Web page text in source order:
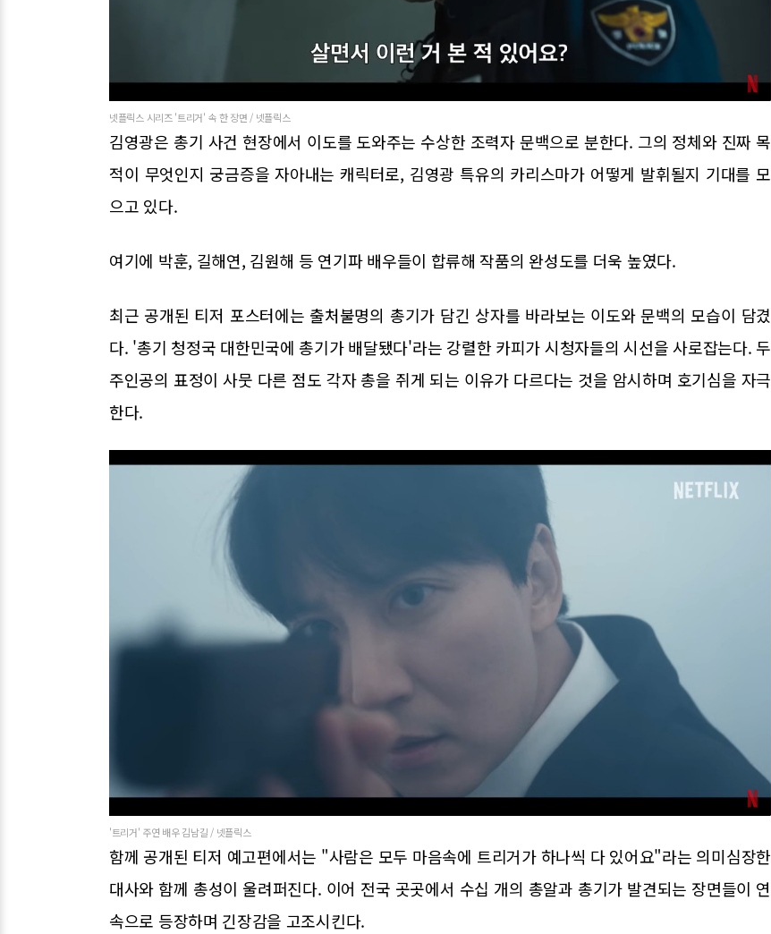
넷플릭스 시리즈 '트리거' 속 한 장면 / 넷플릭스
김영광은 총기 사건 현장에서 이도를 도와주는 수상한 조력자 문백으로 분한다. 그의 정체와 진짜 목
적이 무엇인지 궁금증을 자아내는 캐릭터로, 김영광 특유의 카리스마가 어떻게 발휘될지 기대를 모
으고 있다.
여기에 박훈, 길해연, 김원해 등 연기파 배우들이 합류해 작품의 완성도를 더욱 높였다.
최근 공개된 티저 포스터에는 출처불명의 총기가 담긴 상자를 바라보는 이도와 문백의 모습이 담겼
다. '총기 청정국 대한민국에 총기가 배달됐다'라는 강렬한 카피가 시청자들의 시선을 사로잡는다. 두
주인공의 표정이 사뭇 다른 점도 각자 총을 쥐게 되는 이유가 다르다는 것을 암시하며 호기심을 자극
한다.
'트리거' 주연 배우 김남길 / 넷플릭스
함께 공개된 티저 예고편에서는 "사람은 모두 마음속에 트리거가 하나씩 다 있어요"라는 의미심장한
대사와 함께 총성이 울려퍼진다. 이어 전국 곳곳에서 수십 개의 총알과 총기가 발견되는 장면들이 연
속으로 등장하며 긴장감을 고조시킨다.